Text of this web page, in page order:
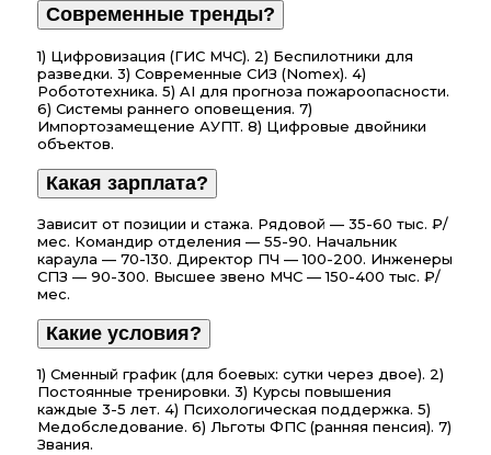
Современные тренды?
1) Цифровизация (ГИС МЧС). 2) Беспилотники для
разведки. 3) Современные СИЗ (Nomex). 4)
Робототехника. 5) AI для прогноза пожароопасности.
6) Системы раннего оповещения. 7)
Импортозамещение АУПТ. 8) Цифровые двойники
объектов.
Какая зарплата?
Зависит от позиции и стажа. Рядовой — 35-60 тыс. ₽/
мес. Командир отделения — 55-90. Начальник
караула — 70-130. Директор ПЧ — 100-200. Инженеры
СПЗ — 90-300. Высшее звено МЧС — 150-400 тыс. ₽/
мес.
Какие условия?
1) Сменный график (для боевых: сутки через двое). 2)
Постоянные тренировки. 3) Курсы повышения
каждые 3-5 лет. 4) Психологическая поддержка. 5)
Медобследование. 6) Льготы ФПС (ранняя пенсия). 7)
Звания.